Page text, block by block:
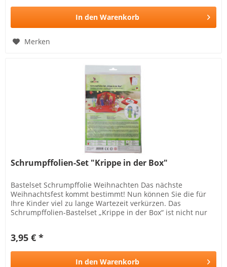
In den Warenkorb
Merken
Schrumpffolien-Set "Krippe in der Box"
Bastelset Schrumpffolie Weihnachten Das nächste
Weihnachtsfest kommt bestimmt! Nun können Sie die für
Ihre Kinder viel zu lange Wartezeit verkürzen. Das
Schrumpffolien-Bastelset „Krippe in der Box“ ist nicht nur
3,95 € *
In den Warenkorb